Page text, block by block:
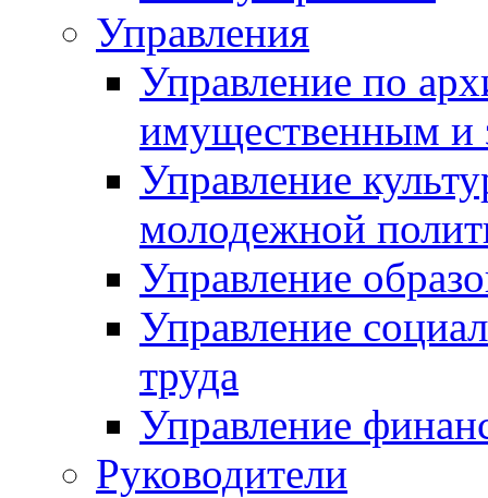
Управления
Управление по
имущественным и
Управление
молодежной
Управление
Управление
труда
Управление
Руководители